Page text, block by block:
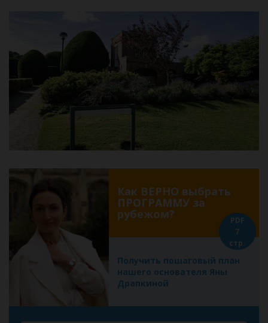
Как ВЕРНО выбрать
ПРОГРАММУ за
рубежом?
Получить пошаговый план
нашего основателя Яны
Драпкиной
PDF
7
стр.